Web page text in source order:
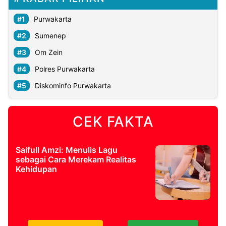
Purwakarta
Sumenep
Om Zein
Polres Purwakarta
Diskominfo Purwakarta
CEK FAKTA
Saifull Amzi: Menulis Lagu
sebagai Cara Merekam Realitas
Kehidupan